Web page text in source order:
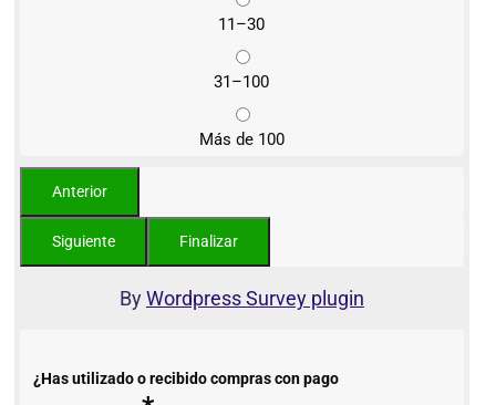
11–30
31–100
Más de 100
ByWordpress Survey plugin
¿Has utilizado o recibido compras con pago